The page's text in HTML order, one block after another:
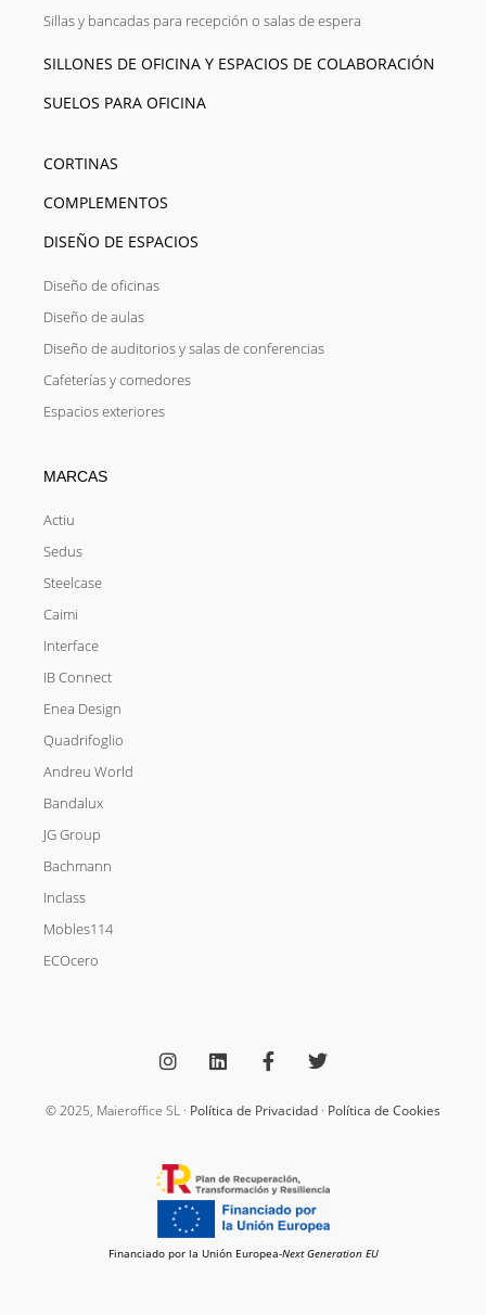
Sillas y bancadas para recepción o salas de espera
SILLONES DE OFICINA Y ESPACIOS DE COLABORACIÓN
SUELOS PARA OFICINA
CORTINAS
COMPLEMENTOS
DISEÑO DE ESPACIOS
Diseño de oficinas
Diseño de aulas
Diseño de auditorios y salas de conferencias
Cafeterías y comedores
Espacios exteriores
MARCAS
Actiu
Sedus
Steelcase
Caimi
Interface
IB Connect
Enea Design
Quadrifoglio
Andreu World
Bandalux
JG Group
Bachmann
Inclass
Mobles114
ECOcero
s
t
g
m
n
k
d
c
e
o
-
f
i
t
e
© 2025, Maieroffice SL · Política de Privacidad · Política de Cookies
Financiado por la Unión Europea-Next Generation EU